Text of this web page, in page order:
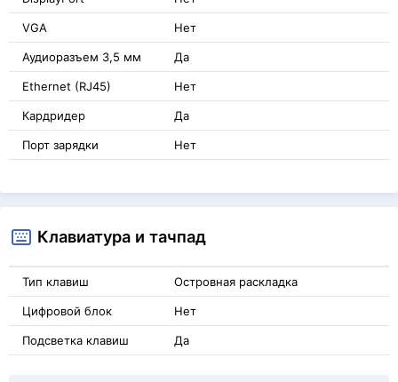
VGA Нет
Аудиоразъем 3,5 мм Да
Ethernet (RJ45) Нет
Кардридер Да
Порт зарядки Нет
Клавиатура и тачпад
Тип клавиш Островная раскладка
Цифровой блок Нет
Подсветка клавиш Да